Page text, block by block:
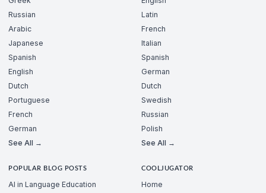
Russian
Arabic
Japanese
Spanish
English
Dutch
Portuguese
French
German
See All →
Latin
French
Italian
Spanish
German
Dutch
Swedish
Russian
Polish
See All →
POPULAR BLOG POSTS
AI in Language Education
COOLJUGATOR
Home